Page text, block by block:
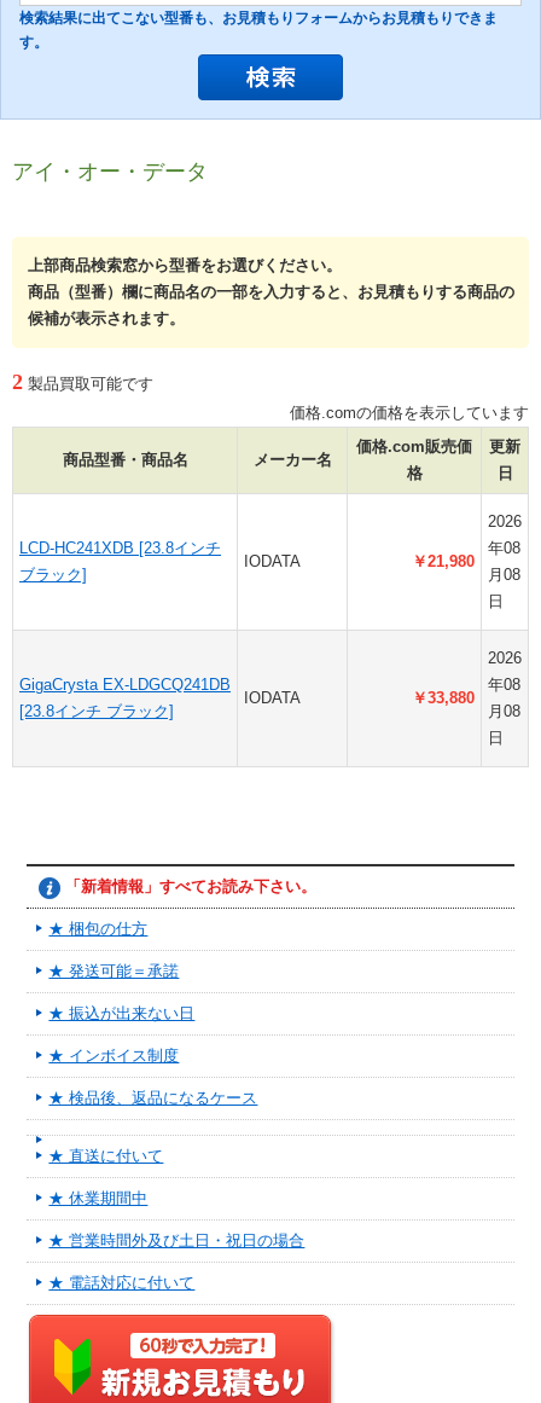
検索結果に出てこない型番も、お見積もりフォームからお見積もりできま
す。
アイ・オー・データ
上部商品検索窓から型番をお選びください。
商品（型番）欄に商品名の一部を入力すると、お見積もりする商品の
候補が表示されます。
2 製品買取可能です
価格.comの価格を表示しています
商品型番・商品名 メーカー名
価格.com販売価
格
更新
日
LCD-HC241XDB [23.8インチ
ブラック]
IODATA ￥21,980
2026
年08
月08
日
GigaCrysta EX-LDGCQ241DB
[23.8インチ ブラック]
IODATA ￥33,880
2026
年08
月08
日
「新着情報」すべてお読み下さい。
★ 梱包の仕方
★ 発送可能＝承諾
★ 振込が出来ない日
★ インボイス制度
★ 検品後、返品になるケース
★ 直送に付いて
★ 休業期間中
★ 営業時間外及び土日・祝日の場合
★ 電話対応に付いて